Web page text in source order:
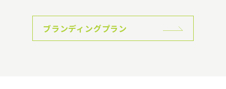
ブランディングプラン